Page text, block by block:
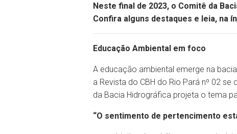
Neste final de 2023, o Comitê da
Confira alguns destaques e leia, na
Educação Ambiental em foco
A educação ambiental emerge na
a Revista do CBH do Rio Pará nº 02
da Bacia Hidrográfica projeta o tema
“O sentimento de pertencimento